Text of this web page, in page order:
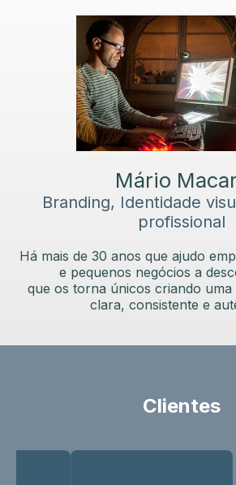
Mário
Branding, Identidade
profissional
Há mais de 30 anos que ajudo
e pequenos negócios a
que os torna únicos criando uma
clara, consistente e
Clientes